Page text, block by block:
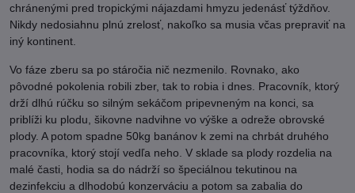
chránenými pred tropickými nájazdami hmyzu jedenásť týždňov.
Nikdy nedosiahnu plnú zrelosť, nakoľko sa musia včas prepraviť na
iný kontinent.
Vo fáze zberu sa po stáročia nič nezmenilo. Rovnako, ako
pôvodné pokolenia robili zber, tak to robia i dnes. Pracovník, ktorý
drží dlhú rúčku so silným sekáčom pripevneným na konci, sa
priblíži ku plodu, šikovne nadvihne vo výške a odreže obrovské
plody. A potom spadne 50kg banánov k zemi na chrbát druhého
pracovníka, ktorý stojí vedľa neho. V sklade sa plody rozdelia na
malé časti, hodia sa do nádrží so špeciálnou tekutinou na
dezinfekciu a dlhodobú konzerváciu a potom sa zabalia do